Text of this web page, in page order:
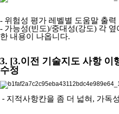
- 위험성 평가 레벨별 도움말 출
- 가능성(빈도)/중대성(강도) 각 옆
한 내용이 나옵니다.
3. [3.이전 기술지도 사항 이
수정
- 지적사항칸을 좀 더 넓혀 , 가독